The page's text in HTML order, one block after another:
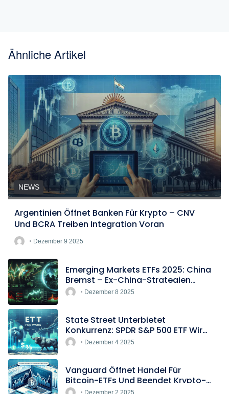
Ähnliche Artikel
NEWS
Argentinien Öffnet Banken Für Krypto – CNV
Und BCRA Treiben Integration Voran
Dezember 9 2025
Emerging Markets ETFs 2025: China
Bremst – Ex-China-Strategien
BoomenDezember 8 2025
State Street Unterbietet
Konkurrenz: SPDR S&P 500 ETF Wird
Europas Günstigster Indextracker
Dezember 4 2025
Vanguard Öffnet Handel Für
Bitcoin-ETFs Und Beendet Krypto-
BlockadeDezember 2 2025